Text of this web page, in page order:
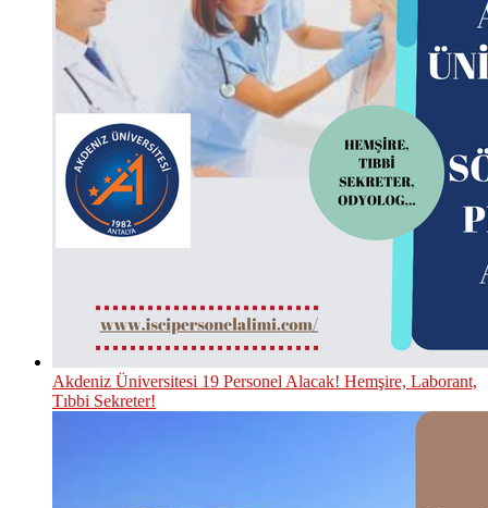
Akdeniz Üniversitesi 19 Personel Alacak! Hemşire, Laborant,
Tıbbi Sekreter!